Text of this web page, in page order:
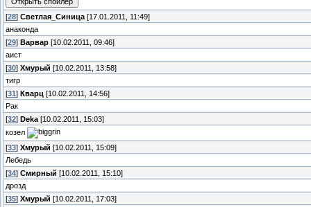
[28] Светлая_Синица [17.01.2011, 11:49]
анаконда
[29] Варвар [10.02.2011, 09:46]
аист
[30] Хмурый [10.02.2011, 13:58]
тигр
[31 ] Кварц [10.02.2011, 14:56]
Рак
[32] Deka [10.02.2011, 15:03]
козел
[33] Хмурый [10.02.2011, 15:09]
Лебедь
[34] Смирный [10.02.2011, 15:10]
дрозд
[35] Хмурый [10.02.2011, 17:03]